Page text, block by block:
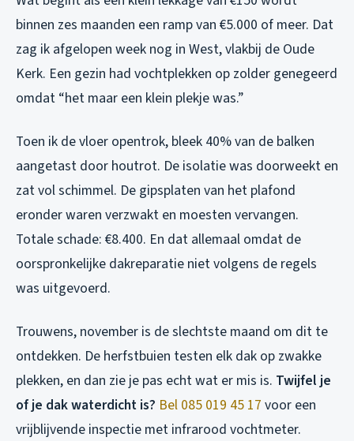
binnen zes maanden een ramp van €5.000 of meer. Dat
zag ik afgelopen week nog in West, vlakbij de Oude
Kerk. Een gezin had vochtplekken op zolder genegeerd
omdat “het maar een klein plekje was.”
Toen ik de vloer opentrok, bleek 40% van de balken
aangetast door houtrot. De isolatie was doorweekt en
zat vol schimmel. De gipsplaten van het plafond
eronder waren verzwakt en moesten vervangen.
Totale schade: €8.400. En dat allemaal omdat de
oorspronkelijke dakreparatie niet volgens de regels
was uitgevoerd.
Trouwens, november is de slechtste maand om dit te
ontdekken. De herfstbuien testen elk dak op zwakke
plekken, en dan zie je pas echt wat er mis is. Twijfel je
of je dak waterdicht is? Bel 085 019 45 17 voor een
vrijblijvende inspectie met infrarood vochtmeter.